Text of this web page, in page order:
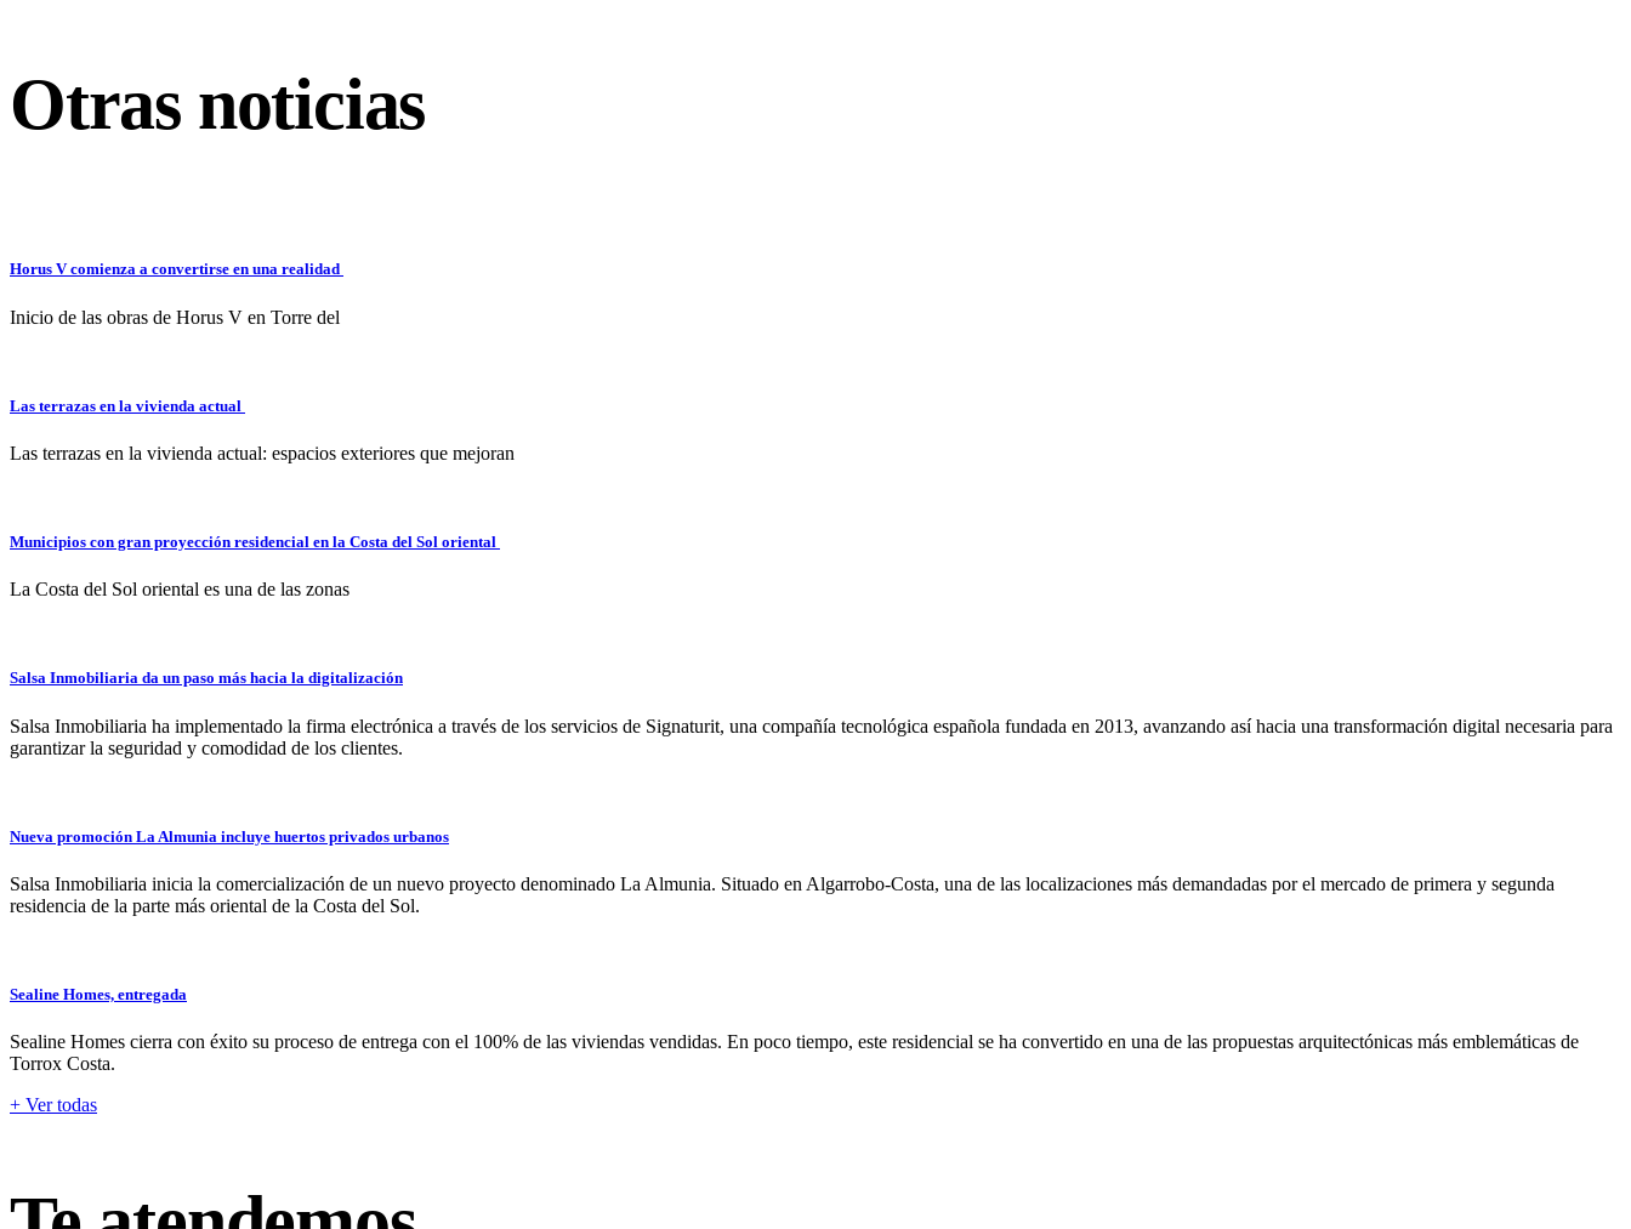
Otras noticias
Horus V comienza a convertirse en una realidad
Inicio de las obras de Horus V en Torre del
Las terrazas en la vivienda actual
Las terrazas en la vivienda actual: espacios exteriores que mejoran
Municipios con gran proyección residencial en la Costa del Sol oriental
La Costa del Sol oriental es una de las zonas
Salsa Inmobiliaria da un paso más hacia la digitalización
Salsa Inmobiliaria ha implementado la firma electrónica a través de los servicios de Signaturit, una compañía tecnológica española fundada en 2013, avanzando así hacia una transformación digital necesaria para
garantizar la seguridad y comodidad de los clientes.
Nueva promoción La Almunia incluye huertos privados urbanos
Salsa Inmobiliaria inicia la comercialización de un nuevo proyecto denominado La Almunia. Situado en Algarrobo-Costa, una de las localizaciones más demandadas por el mercado de primera y segunda
residencia de la parte más oriental de la Costa del Sol.
Sealine Homes, entregada
Sealine Homes cierra con éxito su proceso de entrega con el 100% de las viviendas vendidas. En poco tiempo, este residencial se ha convertido en una de las propuestas arquitectónicas más emblemáticas de
Torrox Costa.
+ Ver todas